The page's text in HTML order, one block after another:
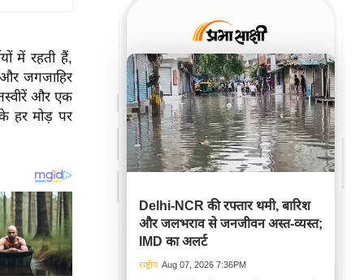
में रहती हैं,
जगजाहिर
और एक
हर मोड़ पर
Delhi-NCR की रफ्तार थमी, बारिश
और जलभराव से जनजीवन अस्त-व्यस्त;
IMD का अलर्ट
राष्ट्रीय Aug 07, 2026 7:36PM